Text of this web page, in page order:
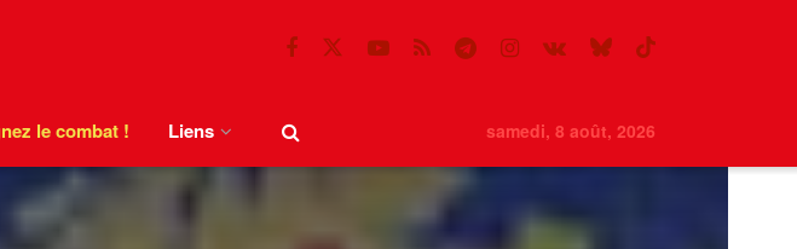
le combat ! Liens samedi, 8 août, 2026